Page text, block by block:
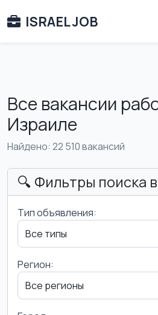
ISRAEL JOB
Все вакансии
Израиле
Найдено: 22 510 вакансий
🔍 Фильтры поиска
Тип объявления:
Регион: